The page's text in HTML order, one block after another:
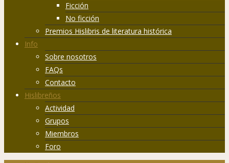
Ficción
No ficción
Premios Hislibris de literatura histórica
Info
Sobre nosotros
FAQs
Contacto
Hislibreños
Actividad
Grupos
Miembros
Foro